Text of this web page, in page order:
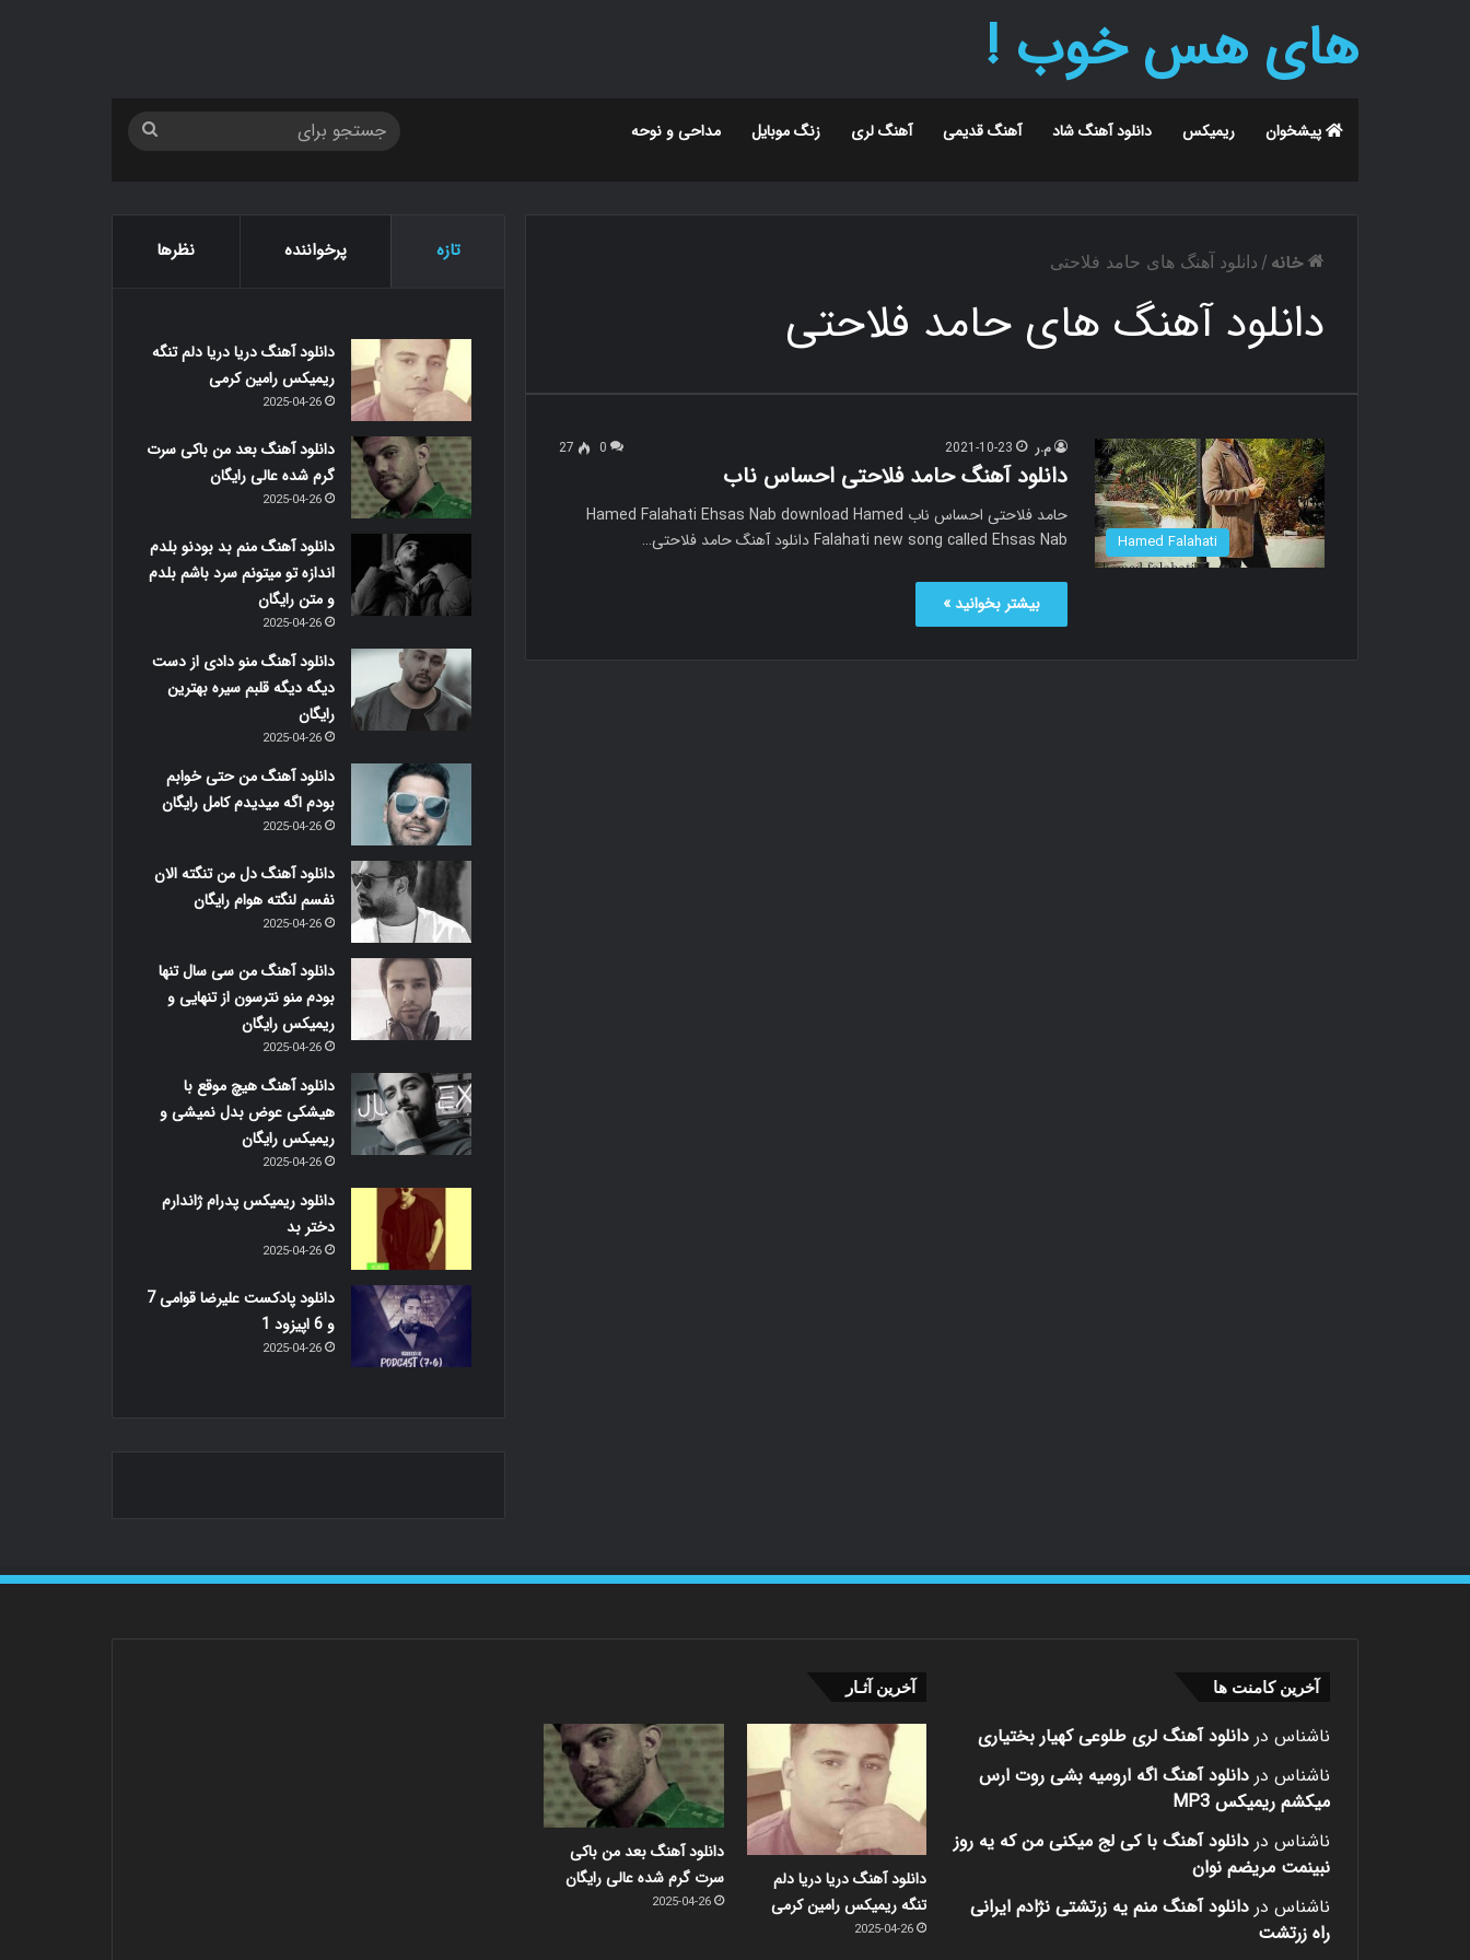
های هس خوب !
پیشخوان ریمیکس دانلود آهنگ شاد آهنگ قدیمی آهنگ لری زنگ موبایل مداحی و نوحه
خانه / دانلود آهنگ های حامد فلاحتی
دانلود آهنگ های حامد فلاحتی
Hamed Falahati
م.ر 2021-10-23
0
27
دانلود آهنگ حامد فلاحتی احساس ناب
حامد فلاحتی احساس ناب Hamed Falahati Ehsas Nab download Hamed
Falahati new song called Ehsas Nab دانلود آهنگ حامد فلاحتی…
بیشتر بخوانید »
تازه پرخواننده نظرها
دانلود آهنگ دریا دریا دلم تنگه
ریمیکس رامین کرمی
2025-04-26
دانلود آهنگ بعد من باکی سرت
گرم شده عالی رایگان
2025-04-26
دانلود آهنگ منم بد بودنو بلدم
اندازه تو میتونم سرد باشم بلدم
و متن رایگان
2025-04-26
دانلود آهنگ منو دادی از دست
دیگه دیگه قلبم سیره بهترین
رایگان
2025-04-26
دانلود آهنگ من حتی خوابم
بودم اگه میدیدم کامل رایگان
2025-04-26
دانلود آهنگ دل من تنگته الان
نفسم لنگته هوام رایگان
2025-04-26
دانلود آهنگ من سی سال تنها
بودم منو نترسون از تنهایی و
ریمیکس رایگان
2025-04-26
دانلود آهنگ هیچ موقع با
هیشکی عوض بدل نمیشی و
ریمیکس رایگان
2025-04-26
دانلود ریمیکس پدرام ژاندارم
دختر بد
2025-04-26
دانلود پادکست علیرضا قوامی 7
و 6 اپیزود 1
2025-04-26
آخرین کامنت ها
ناشناس در دانلود آهنگ لری طلوعی کهیار بختیاری
ناشناس در دانلود آهنگ اگه ارومیه بشی روت ارس
میکشم ریمیکس MP3
ناشناس در دانلود آهنگ با کی لج میکنی من که یه روز
نبینمت مریضم نوان
ناشناس در دانلود آهنگ منم یه زرتشتی نژادم ایرانی
راه زرتشت
آخرین آثـار
دانلود آهنگ دریا دریا دلم
تنگه ریمیکس رامین کرمی
2025-04-26
دانلود آهنگ بعد من باکی
سرت گرم شده عالی رایگان
2025-04-26